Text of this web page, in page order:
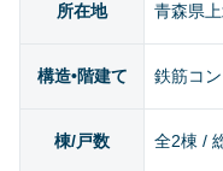
所在地 青森県
構造•階建て 鉄筋コ
棟/戸数 全2棟 /